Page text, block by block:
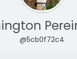
@5cb0f72c4